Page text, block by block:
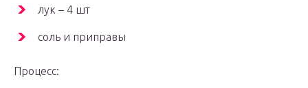
лук – 4 шт
соль и приправы
Процесс: